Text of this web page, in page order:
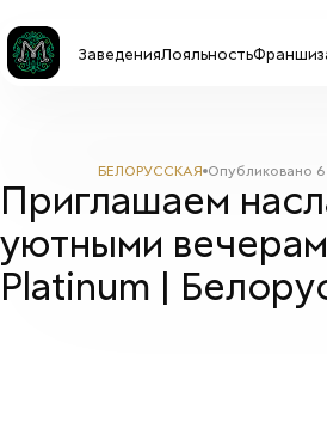
ЗаведенияЛояльность
БЕЛОРУССКАЯ Опубликовано
Приглашаем
уютными
Platinum |